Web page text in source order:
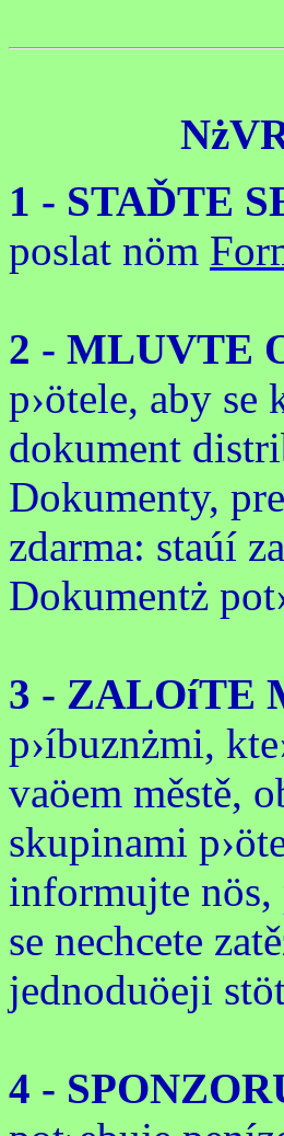
1 - STAĎTE
poslat nöm
2 - MLUVTE
p›ötele, aby
dokument
Dokumenty,
zdarma: staúí
Dokumentż
3 - ZALOíTE
p›íbuznżmi,
vaöem městě,
skupinami
informujte nös,
se nechcete
jednoduöeji
4 -